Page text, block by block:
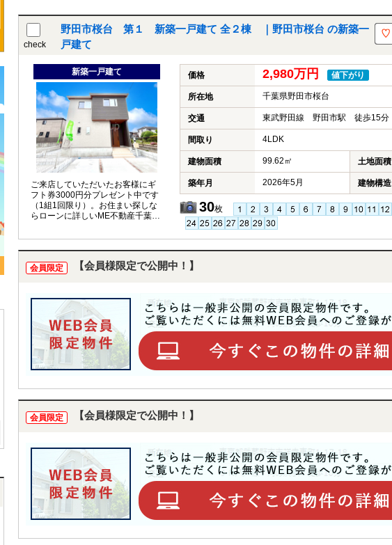
check
野田市桜台 第１ 新築一戸建て 全２棟 ｜野田市桜台 の新築一
戸建て
新築一戸建て
ご来店していただいたお客様にギ
フト券3000円分プレゼント中です
（1組1回限り）。お住まい探しな
らローンに詳しいME不動産千葉に
価格 2,980万円 値下がり
所在地 千葉県野田市桜台
交通 東武野田線 野田市駅 徒歩15分
間取り 4LDK
建物面積 99.62㎡ 土地面積
築年月 2026年5月 建物構造
30枚
会員限定 【会員様限定で公開中！】
会員限定 【会員様限定で公開中！】